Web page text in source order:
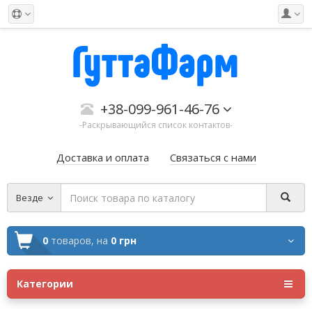
+38-099-961-46-76
-Раскрывающийся список контактов-
Доставка и оплата Связаться с нами
Везде
0 товаров, на 0 грн
Категории